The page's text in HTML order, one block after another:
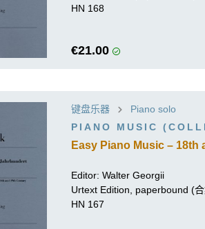
HN 168
€21.00
键盘乐器
Piano solo
PIANO MUSIC
Easy Piano Music – 18th
Editor: Walter Georgii
Urtext Edition, paperbound (
HN 167